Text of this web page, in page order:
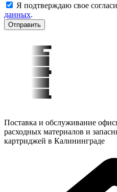
Я подтверждаю свое
данных.
Отправить
Поставка и обслуживание
расходных материалов и
картриджей в Калининграде